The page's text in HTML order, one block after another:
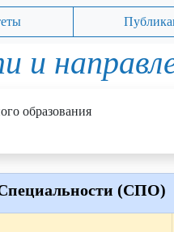
и
образования
(СПО)